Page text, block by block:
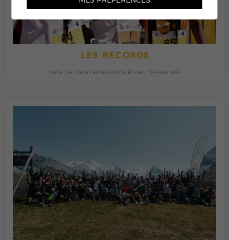
LES RECORDS
LISTE DE TOUS LES RECORDS ÉTABLI DEPUIS 1974